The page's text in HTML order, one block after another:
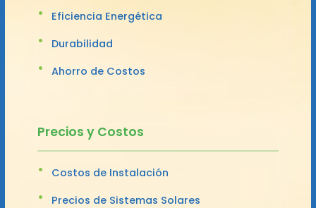
Eficiencia Energética
Durabilidad
Ahorro de Costos
Precios y Costos
Costos de Instalación
Precios de Sistemas Solares